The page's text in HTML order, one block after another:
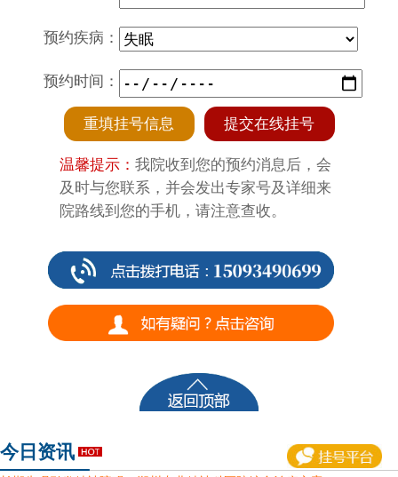
预约疾病：
预约时间：
重填挂号信息 提交在线挂号
温馨提示：我院收到您的预约消息后，会
及时与您联系，并会发出专家号及详细来
院路线到您的手机，请注意查收。
今日资讯